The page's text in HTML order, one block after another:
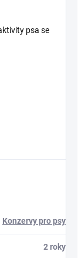
psa se
Konzervy pro psy
2 roky